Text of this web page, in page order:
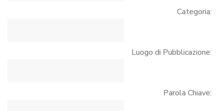
Categoria:
Luogo di Pubblicazione:
Parola Chiave: